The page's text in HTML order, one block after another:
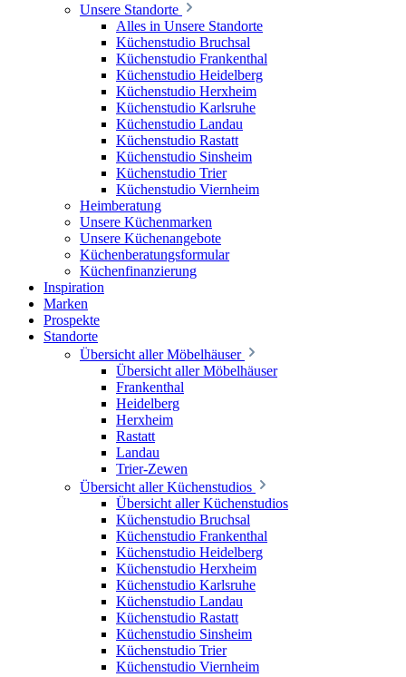
Unsere Standorte
Alles in Unsere Standorte
Küchenstudio Bruchsal
Küchenstudio Frankenthal
Küchenstudio Heidelberg
Küchenstudio Herxheim
Küchenstudio Karlsruhe
Küchenstudio Landau
Küchenstudio Rastatt
Küchenstudio Sinsheim
Küchenstudio Trier
Küchenstudio Viernheim
Heimberatung
Unsere Küchenmarken
Unsere Küchenangebote
Küchenberatungsformular
Küchenfinanzierung
Inspiration
Marken
Prospekte
Standorte
Übersicht aller Möbelhäuser
Übersicht aller Möbelhäuser
Frankenthal
Heidelberg
Herxheim
Rastatt
Landau
Trier-Zewen
Übersicht aller Küchenstudios
Übersicht aller Küchenstudios
Küchenstudio Bruchsal
Küchenstudio Frankenthal
Küchenstudio Heidelberg
Küchenstudio Herxheim
Küchenstudio Karlsruhe
Küchenstudio Landau
Küchenstudio Rastatt
Küchenstudio Sinsheim
Küchenstudio Trier
Küchenstudio Viernheim